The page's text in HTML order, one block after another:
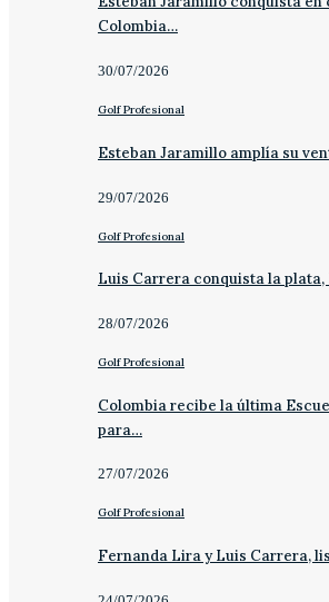
Colombia…
30/07/2026
Golf Profesional
Esteban Jaramillo amplía su
29/07/2026
Golf Profesional
Luis Carrera conquista la
28/07/2026
Golf Profesional
Colombia recibe la última
para…
27/07/2026
Golf Profesional
Fernanda Lira y Luis Carrera,